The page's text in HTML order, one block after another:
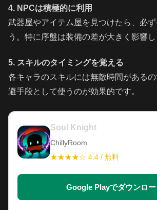
4. NPCは積極的に利用
武器屋やアイテム屋を見つけたら、必
う。特に序盤は装備の差が大きく影響し
5. スキルのタイミングを覚える
各キャラのスキルには無敵時間がある
避手段として使うのが効果的です。
Soul Knight
ChillyRoom
★★★★☆ 4.4 / 無料
Google Playでダウンロー